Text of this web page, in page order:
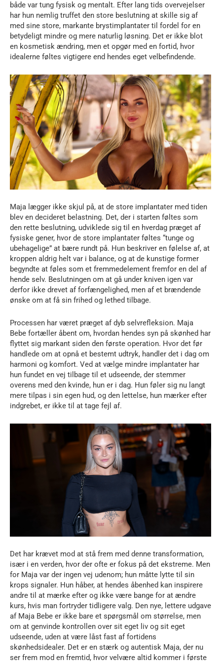
både var tung fysisk og mentalt. Efter lang tids overvejelser
har hun nemlig truffet den store beslutning at skille sig af
med sine store, markante brystimplantater til fordel for en
betydeligt mindre og mere naturlig løsning. Det er ikke blot
en kosmetisk ændring, men et opgør med en fortid, hvor
idealerne føltes vigtigere end hendes eget velbefindende.
Maja lægger ikke skjul på, at de store implantater med tiden
blev en decideret belastning. Det, der i starten føltes som
den rette beslutning, udviklede sig til en hverdag præget af
fysiske gener, hvor de store implantater føltes “tunge og
ubehagelige” at bære rundt på. Hun beskriver en følelse af, at
kroppen aldrig helt var i balance, og at de kunstige former
begyndte at føles som et fremmedelement fremfor en del af
hende selv. Beslutningen om at gå under kniven igen var
derfor ikke drevet af forfængelighed, men af et brændende
ønske om at få sin frihed og lethed tilbage.
Processen har været præget af dyb selvrefleksion. Maja
Bebe fortæller åbent om, hvordan hendes syn på skønhed har
flyttet sig markant siden den første operation. Hvor det før
handlede om at opnå et bestemt udtryk, handler det i dag om
harmoni og komfort. Ved at vælge mindre implantater har
hun fundet en vej tilbage til et udseende, der stemmer
overens med den kvinde, hun er i dag. Hun føler sig nu langt
mere tilpas i sin egen hud, og den lettelse, hun mærker efter
indgrebet, er ikke til at tage fejl af.
Det har krævet mod at stå frem med denne transformation,
især i en verden, hvor der ofte er fokus på det ekstreme. Men
for Maja var der ingen vej udenom; hun måtte lytte til sin
krops signaler. Hun håber, at hendes åbenhed kan inspirere
andre til at mærke efter og ikke være bange for at ændre
kurs, hvis man fortryder tidligere valg. Den nye, lettere udgave
af Maja Bebe er ikke bare et spørgsmål om størrelse, men
om at genvinde kontrollen over sit eget liv og sit eget
udseende, uden at være låst fast af fortidens
skønhedsidealer. Det er en stærk og autentisk Maja, der nu
ser frem mod en fremtid, hvor velvære altid kommer i første